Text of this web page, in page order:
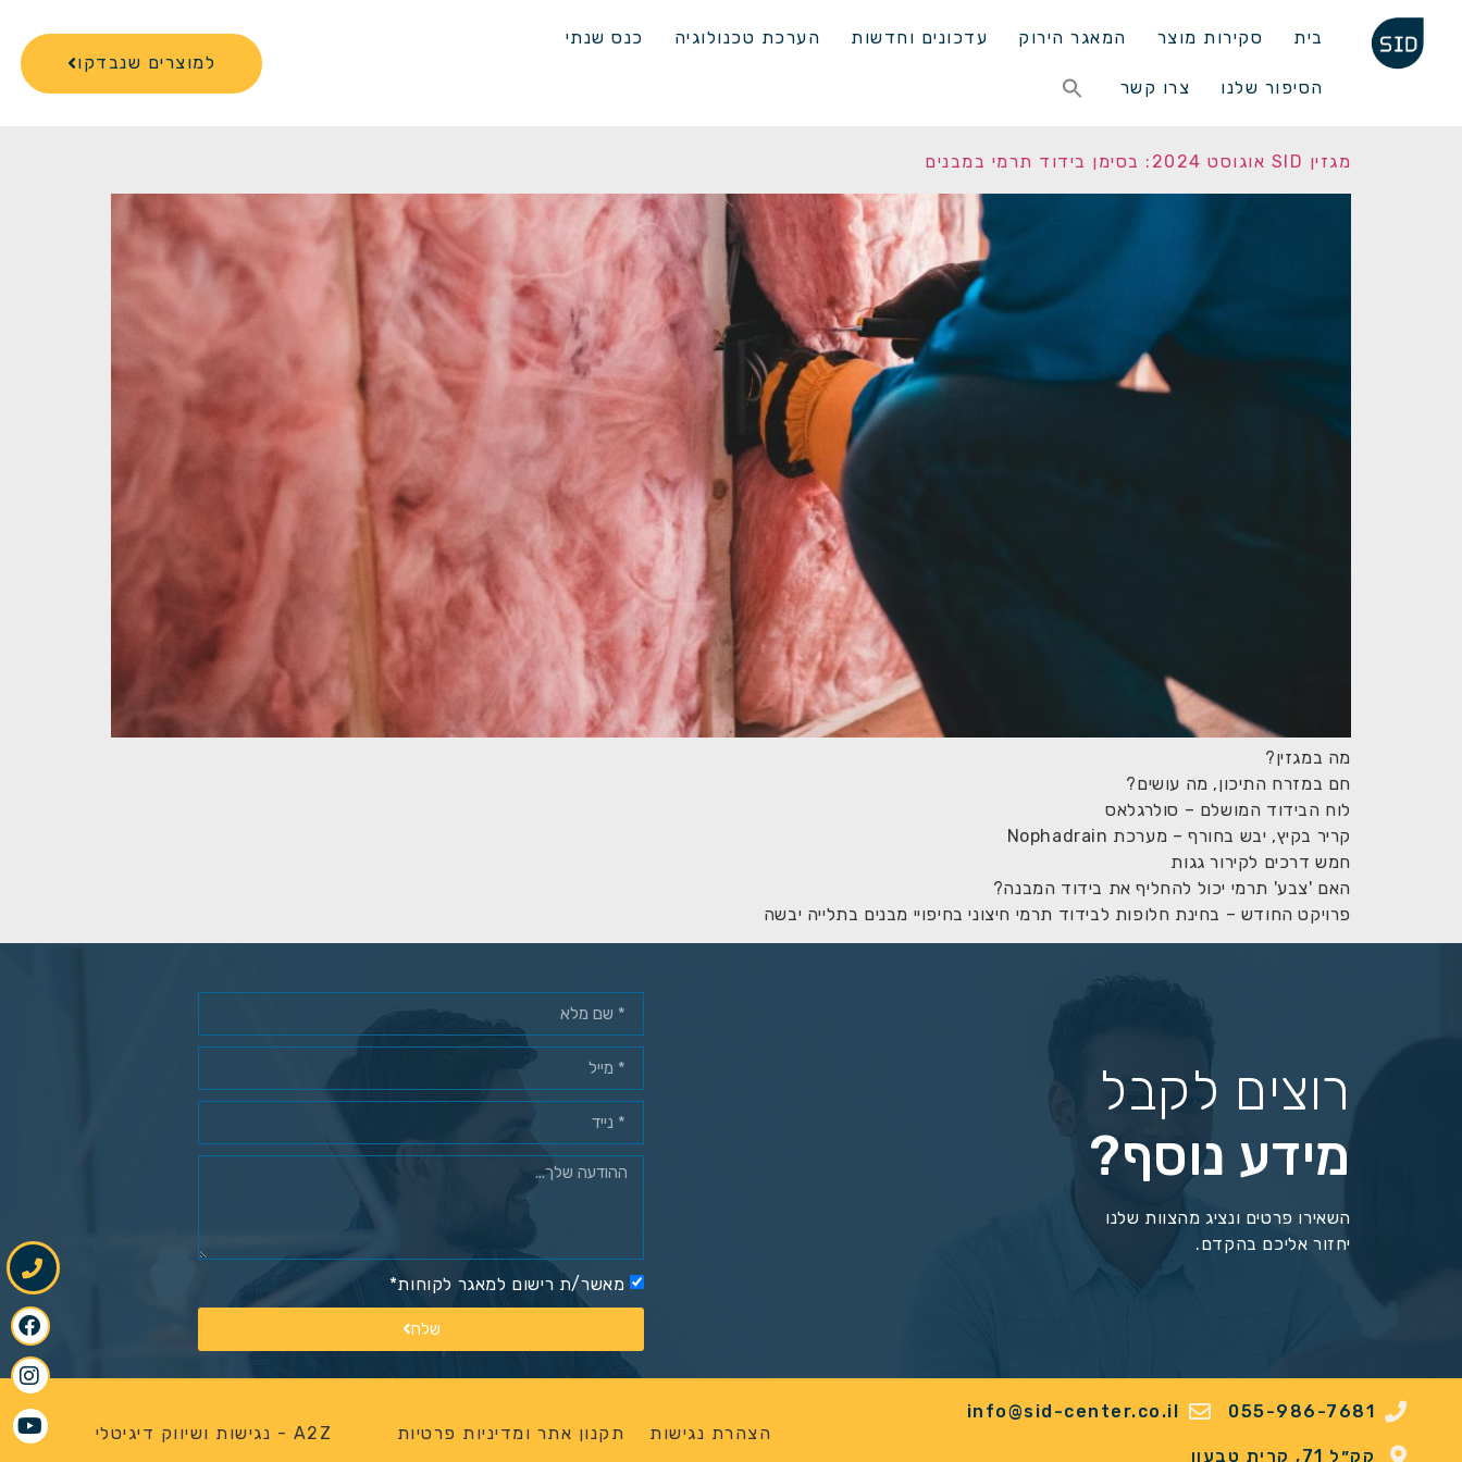
בית סקירות מוצר המאגר הירוק עדכונים וחדשות הערכת טכנולוגיה כנס שנתי
הסיפור שלנו צרו קשר
Search
for:
למוצרים שנבדקו
מגזין SID אוגוסט 2024: בסימן בידוד תרמי במבנים
מה במגזין?
חם במזרח התיכון, מה עושים?
לוח הבידוד המושלם – סולרגלאס
קריר בקיץ, יבש בחורף – מערכת Nophadrain
חמש דרכים לקירור גגות
האם 'צבע' תרמי יכול להחליף את בידוד המבנה?
פרויקט החודש – בחינת חלופות לבידוד תרמי חיצוני בחיפויי מבנים בתלייה יבשה
רוצים לקבל
מידע נוסף?
השאירו פרטים ונציג מהצוות שלנו
יחזור אליכם בהקדם.
מאשר/ת רישום למאגר לקוחות*
שלח
055-986-7681
info@sid-center.co.il
קק״ל 71, קרית טבעון
הצהרת נגישות תקנון אתר ומדיניות פרטיות A2Z - נגישות ושיווק דיגיטלי